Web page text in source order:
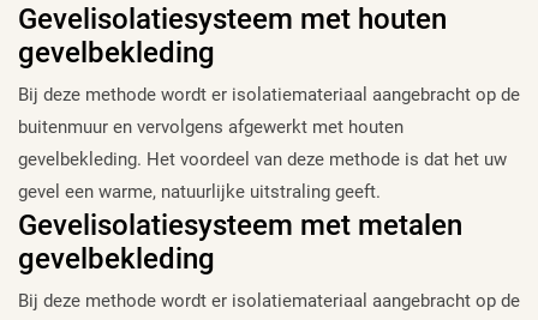
Gevelisolatiesysteem met houten
gevelbekleding
Bij deze methode wordt er isolatiemateriaal aangebracht op de
buitenmuur en vervolgens afgewerkt met houten
gevelbekleding. Het voordeel van deze methode is dat het uw
gevel een warme, natuurlijke uitstraling geeft.
Gevelisolatiesysteem met metalen
gevelbekleding
Bij deze methode wordt er isolatiemateriaal aangebracht op de